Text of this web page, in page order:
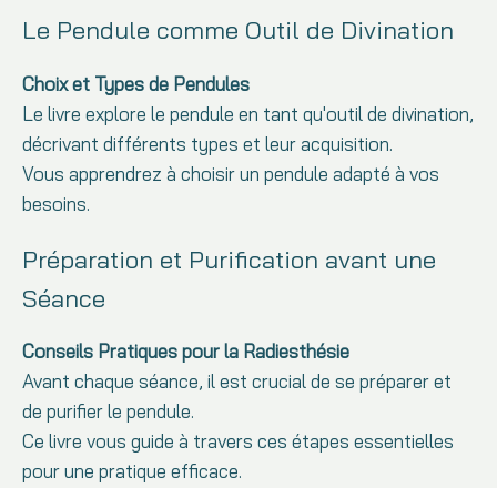
Le Pendule comme Outil de Divination
Choix et Types de Pendules
Le livre explore le pendule en tant qu'outil de divination,
décrivant différents types et leur acquisition.
Vous apprendrez à choisir un pendule adapté à vos
besoins.
Préparation et Purification avant une
Séance
Conseils Pratiques pour la Radiesthésie
Avant chaque séance, il est crucial de se préparer et
de purifier le pendule.
Ce livre vous guide à travers ces étapes essentielles
pour une pratique efficace.